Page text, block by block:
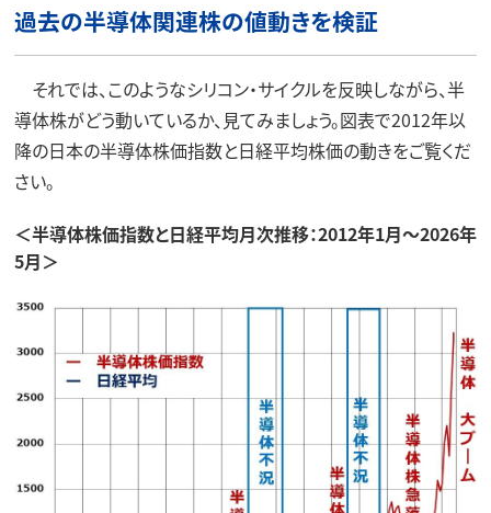
過去の半導体関連株の値動きを検証
それでは、このようなシリコン・サイクルを反映しながら、半
導体株がどう動いているか、見てみましょう。図表で2012年以
降の日本の半導体株価指数と日経平均株価の動きをご覧くだ
さい。
＜半導体株価指数と日経平均月次推移：2012年1月～2026年
5月＞